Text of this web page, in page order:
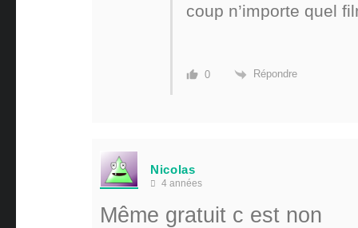
coup n’importe quel
0 Répondre
Nicolas
4 années
Même gratuit c est non